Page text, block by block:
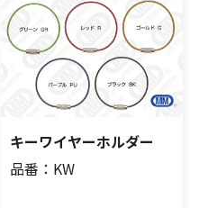
キーワイヤーホルダー
品番：KW